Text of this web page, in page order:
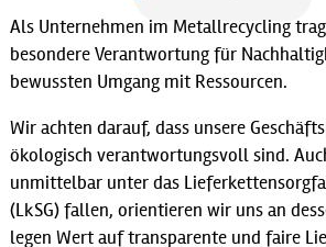
Als Unternehmen im Metallrecycling
besondere Verantwortung für
bewussten Umgang mit Ressourcen.
Wir achten darauf, dass unsere
ökologisch verantwortungsvoll sind.
unmittelbar unter das
(LkSG) fallen, orientieren wir uns an
legen Wert auf transparente und faire